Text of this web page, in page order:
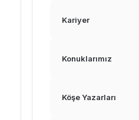
Kariyer
Konuklarımız
Köşe Yazarları